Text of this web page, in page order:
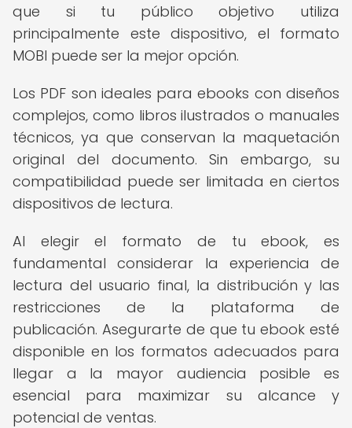
que si tu público objetivo utiliza
principalmente este dispositivo, el formato
MOBI puede ser la mejor opción.
Los PDF son ideales para ebooks con diseños
complejos, como libros ilustrados o manuales
técnicos, ya que conservan la maquetación
original del documento. Sin embargo, su
compatibilidad puede ser limitada en ciertos
dispositivos de lectura.
Al elegir el formato de tu ebook, es
fundamental considerar la experiencia de
lectura del usuario final, la distribución y las
restricciones de la plataforma de
publicación. Asegurarte de que tu ebook esté
disponible en los formatos adecuados para
llegar a la mayor audiencia posible es
esencial para maximizar su alcance y
potencial de ventas.